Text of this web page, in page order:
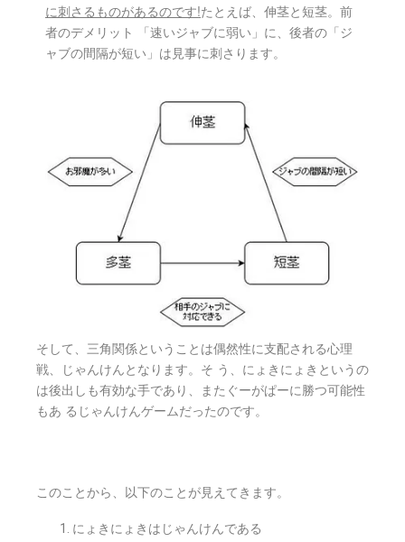
に刺さるものがあるのです!たとえば、伸茎と短茎。前
者のデメリット 「速いジャブに弱い」に、後者の「ジ
ャブの間隔が短い」は見事に刺さります。
そして、三角関係ということは偶然性に支配される心理
戦、じゃんけんとなります。そ う、にょきにょきというの
は後出しも有効な手であり、またぐーがぱーに勝つ可能性
もあ るじゃんけんゲームだったのです。
このことから、以下のことが見えてきます。
にょきにょきはじゃんけんである